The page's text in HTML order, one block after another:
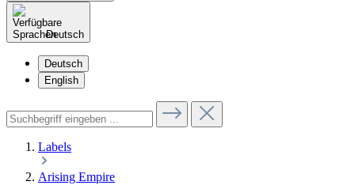
Deutsch
Deutsch
English
Labels
Arising Empire